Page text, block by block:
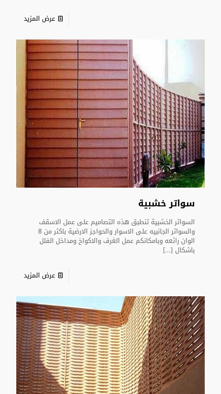
عرض المزيد
سواتر خشبية
السواتر الخشبية تنطبق هذه التصاميم على عمل الاسقف
والسواتر الجانبيه على الاسوار والحواجز الارضية باكثر من 8
الوان رائعه وبامكانكم عمل الغرف والاكواخ ومداخل الفلل
باشكال […]
عرض المزيد